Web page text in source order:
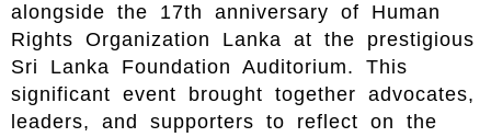
alongside the 17th anniversary of Human
Rights Organization Lanka at the prestigious
Sri Lanka Foundation Auditorium. This
significant event brought together advocates,
leaders, and supporters to reflect on the